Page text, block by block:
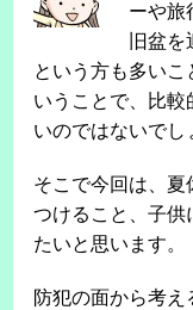
ーや旅
旧盆
という方も多いこ
いうことで、比較
いのではないでし
そこで今回は、夏
つけること、子供
たいと思います。
防犯の面から考え